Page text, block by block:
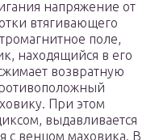
напряжение от
втягивающего
поле,
находящийся в его
возвратную
При этом
выдавливается
с венцом маховика. В